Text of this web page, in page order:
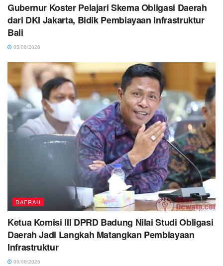
Gubernur Koster Pelajari Skema Obligasi Daerah
dari DKI Jakarta, Bidik Pembiayaan Infrastruktur
Bali
05/08/2026
DAERAH
Ketua Komisi III DPRD Badung Nilai Studi Obligasi
Daerah Jadi Langkah Matangkan Pembiayaan
Infrastruktur
05/08/2026